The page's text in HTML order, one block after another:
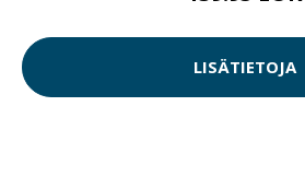
LISÄTIETOJA